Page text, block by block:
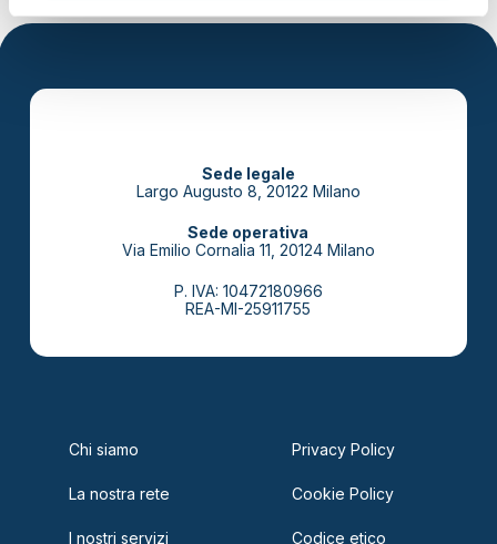
Sede legale
Largo Augusto 8, 20122 Milano
Sede operativa
Via Emilio Cornalia 11, 20124 Milano
P. IVA: 10472180966
REA-MI-25911755
Chi siamo
La nostra rete
I nostri servizi
Privacy Policy
Cookie Policy
Codice etico